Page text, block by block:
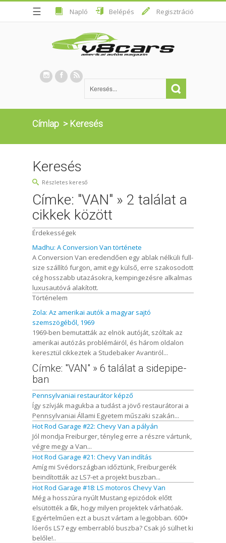
☰ Napló Belépés Regisztráció
Címlap > Keresés
Keresés
Részletes kereső
Címke: "VAN" » 2 találat a
cikkek között
Érdekességek
Madhu: A Conversion Van története
A Conversion Van eredendően egy ablak nélküli full-
size szállító furgon, amit egy külső, erre szakosodott
cég hosszabb utazásokra, kempingezésre alkalmas
luxusautóvá alakított.
Történelem
Zola: Az amerikai autók a magyar sajtó
szemszögéből, 1969
1969-ben bemutatták az elnök autóját, szóltak az
amerikai autózás problémáiról, és három oldalon
keresztül cikkeztek a Studebaker Avantiról...
Címke: "VAN" » 6 találat a sidepipe-
ban
Pennsylvaniai restaurátor képző
Így szívják magukba a tudást a jövő restaurátorai a
Pennsylvaniai Állami Egyetem műszaki szakán...
Hot Rod Garage #22: Chevy Van a pályán
Jól mondja Freiburger, tényleg erre a részre vártunk,
végre megy a Van...
Hot Rod Garage #21: Chevy Van indítás
Amíg mi Svédországban időztünk, Freiburgerék
beindították az LS7-et a projekt buszban...
Hot Rod Garage #18: LS motoros Chevy Van
Még a hosszúra nyúlt Mustang epizódok előtt
elsütötték a fiúk, hogy milyen projektek várhatóak.
Egyértelműen ezt a buszt vártam a legjobban. 600+
lóerős LS7 egy emberrabló buszba? Csak jó sülhet ki
belőle!..